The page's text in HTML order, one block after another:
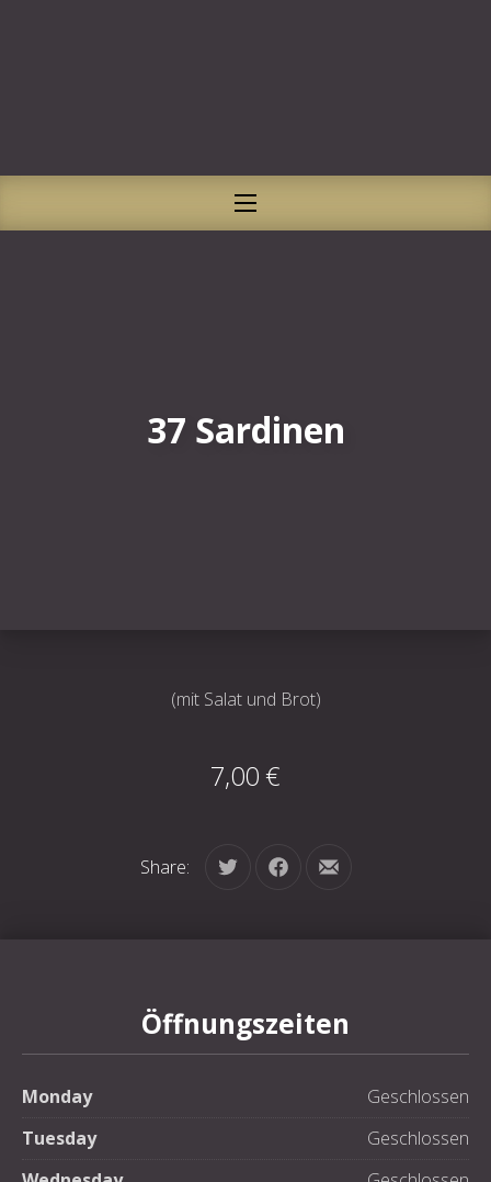
NAVIGATION
37 Sardinen
(mit Salat und Brot)
7,00 €
Share: Tweet Share on Facebook
Share by Email
Öffnungszeiten
Monday
Geschlossen
Tuesday
Geschlossen